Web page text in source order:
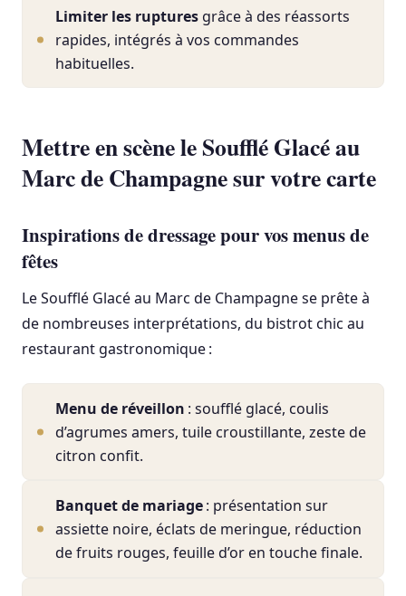
Limiter les ruptures grâce à des réassorts
rapides, intégrés à vos commandes
habituelles.
Mettre en scène le Soufflé Glacé au
Marc de Champagne sur votre carte
Inspirations de dressage pour vos menus de
fêtes
Le Soufflé Glacé au Marc de Champagne se prête à
de nombreuses interprétations, du bistrot chic au
restaurant gastronomique :
Menu de réveillon : soufflé glacé, coulis
d’agrumes amers, tuile croustillante, zeste de
citron confit.
Banquet de mariage: présentation sur
assiette noire, éclats de meringue, réduction
de fruits rouges, feuille d’or en touche finale.